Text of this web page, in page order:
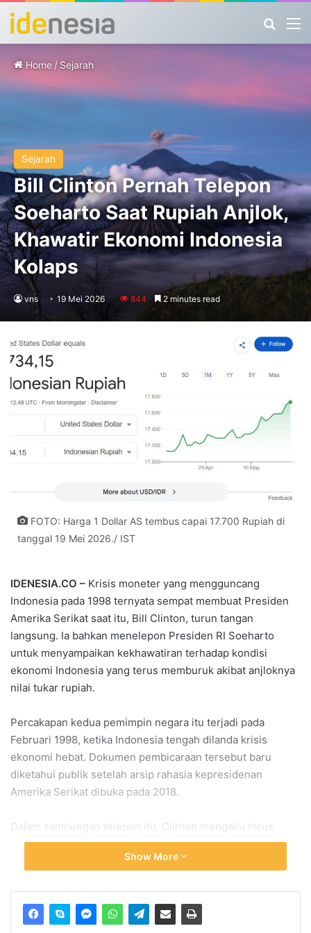
Home / Sejarah
Sejarah
Bill Clinton Pernah Telepon
Soeharto Saat Rupiah Anjlok,
Khawatir Ekonomi Indonesia
Kolaps
vns 19 Mei 2026 844 2 minutes read
FOTO: Harga 1 Dollar AS tembus capai 17.700 Rupiah di
tanggal 19 Mei 2026./ IST
IDENESIA.CO – Krisis moneter yang mengguncang
Indonesia pada 1998 ternyata sempat membuat Presiden
Amerika Serikat saat itu, Bill Clinton, turun tangan
langsung. Ia bahkan menelepon Presiden RI Soeharto
untuk menyampaikan kekhawatiran terhadap kondisi
ekonomi Indonesia yang terus memburuk akibat anjloknya
nilai tukar rupiah.
Percakapan kedua pemimpin negara itu terjadi pada
Februari 1998, ketika Indonesia tengah dilanda krisis
ekonomi hebat. Dokumen pembicaraan tersebut baru
diketahui publik setelah arsip rahasia kepresidenan
Amerika Serikat dibuka pada 2018.
Dalam sambungan telepon itu, Clinton mengaku terus
memantau perkembangan ekonomi Indonesia setelah
rupiah jatuh drastis dari kisaran Rp2.000 menjadi sekitar
Rupiah Anjlok Setelah Krisis
Show More